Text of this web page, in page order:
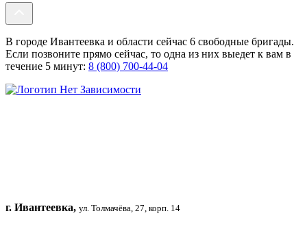
В городе Ивантеевка и области сейчас 6 свободные бригады.
Если позвоните прямо сейчас, то одна из них выедет к вам в
течение 5 минут: 8 (800) 700-44-04
г. Ивантеевка, ул. Толмачёва, 27, корп. 14